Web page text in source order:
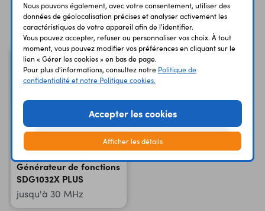
Vous avez déja consulté
Générateur de fonctions
SDG1032X PLUS
jusqu'à 30 MHz
Nous pouvons également, avec votre consentement, utiliser des
données de géolocalisation précises et analyser activement les
caractéristiques de votre appareil afin de l'identifier.
Vous pouvez accepter, refuser ou personnaliser vos choix. À tout
moment, vous pouvez modifier vos préférences en cliquant sur le
lien « Gérer les cookies » en bas de page.
Pour plus d'informations, consultez notre Politique de
confidentialité et notre Politique cookies.
Accepter les cookies
Afficher les détails